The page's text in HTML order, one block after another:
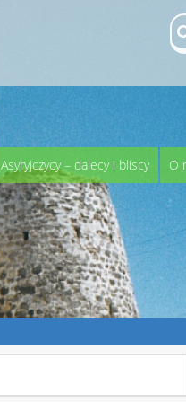
Asyryjczycy – dalecy i bliscy O